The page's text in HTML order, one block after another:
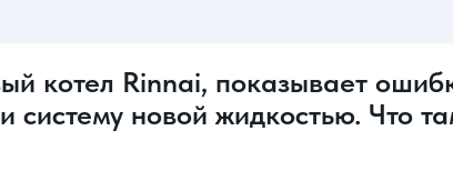
котел Rinnai, показывает
систему новой жидкостью. Что